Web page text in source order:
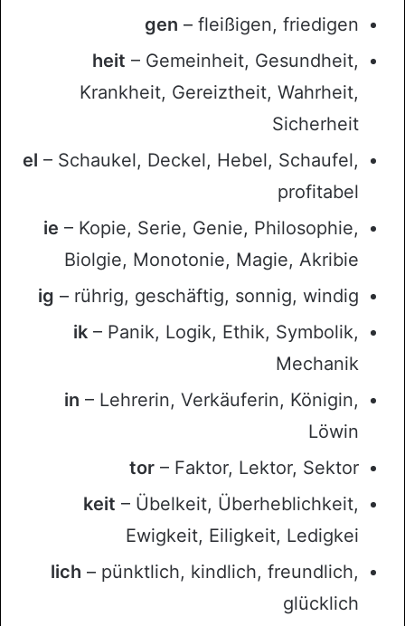
gen – fleißigen, friedigen
heit – Gemeinheit, Gesundheit,
Krankheit, Gereiztheit, Wahrheit,
Sicherheit
el – Schaukel, Deckel, Hebel, Schaufel,
profitabel
ie – Kopie, Serie, Genie, Philosophie,
Biolgie, Monotonie, Magie, Akribie
ig – rührig, geschäftig, sonnig, windig
ik – Panik, Logik, Ethik, Symbolik,
Mechanik
in – Lehrerin, Verkäuferin, Königin,
Löwin
tor – Faktor, Lektor, Sektor
keit – Übelkeit, Überheblichkeit,
Ewigkeit, Eiligkeit, Ledigkei
lich – pünktlich, kindlich, freundlich,
glücklich